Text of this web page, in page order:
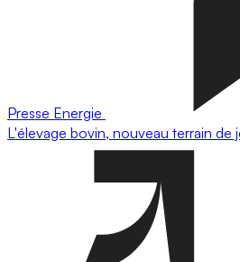
Presse Energie
L'élevage bovin, nouveau terrain de